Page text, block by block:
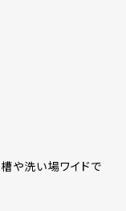
や洗い場ワイドで